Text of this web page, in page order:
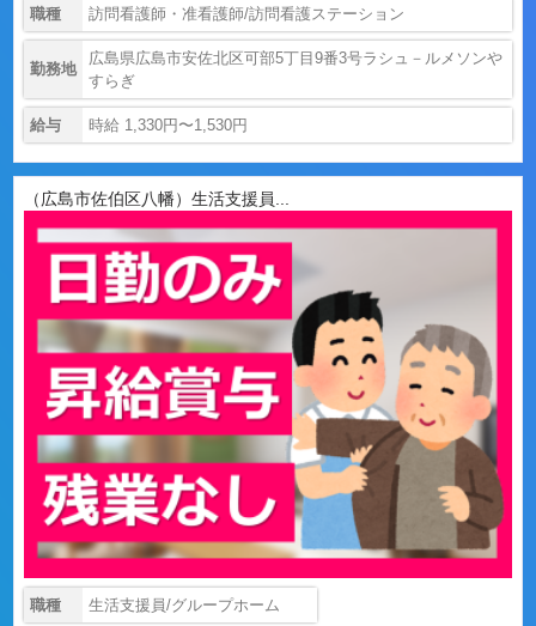
職種 訪問看護師・准看護師/訪問看護ステーション
勤務地
広島県広島市安佐北区可部5丁目9番3号ラシュ－ルメソンや
すらぎ
給与 時給 1,330円〜1,530円
（広島市佐伯区八幡）生活支援員...
職種 生活支援員/グループホーム